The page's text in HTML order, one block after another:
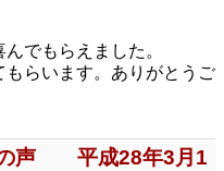
でもらえました。
もらいます。ありがとうご
声 平成28年3月1